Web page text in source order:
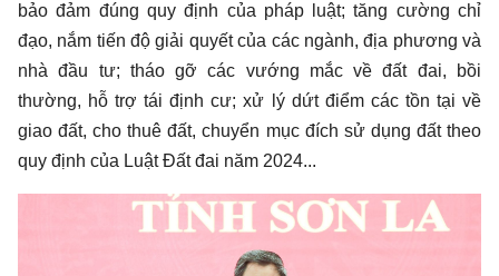
bảo đảm đúng quy định của pháp luật; tăng cường chỉ
đạo, nắm tiến độ giải quyết của các ngành, địa phương và
nhà đầu tư; tháo gỡ các vướng mắc về đất đai, bồi
thường, hỗ trợ tái định cư; xử lý dứt điểm các tồn tại về
giao đất, cho thuê đất, chuyển mục đích sử dụng đất theo
quy định của Luật Đất đai năm 2024...